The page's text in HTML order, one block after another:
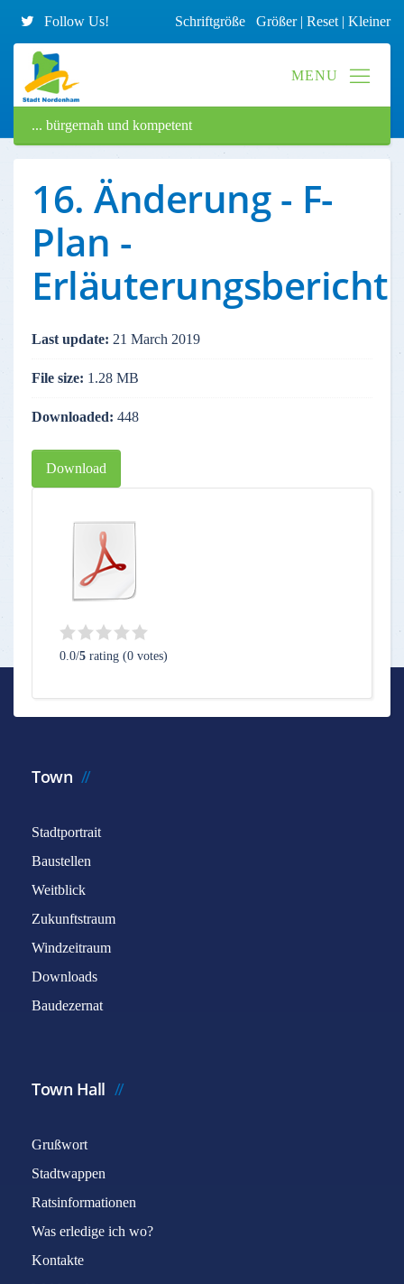
Follow Us! Schriftgröße Größer| Reset | Kleiner
... bürgernah und kompetent
16. Änderung - F-
Plan -
Erläuterungsbericht
Last update: 21 March 2019
File size: 1.28 MB
Downloaded: 448
Download
0.0/5 rating (0 votes)
Town
Stadtportrait
Baustellen
Weitblick
Zukunftstraum
Windzeitraum
Downloads
Baudezernat
Town Hall
Grußwort
Stadtwappen
Ratsinformationen
Was erledige ich wo?
Kontakte